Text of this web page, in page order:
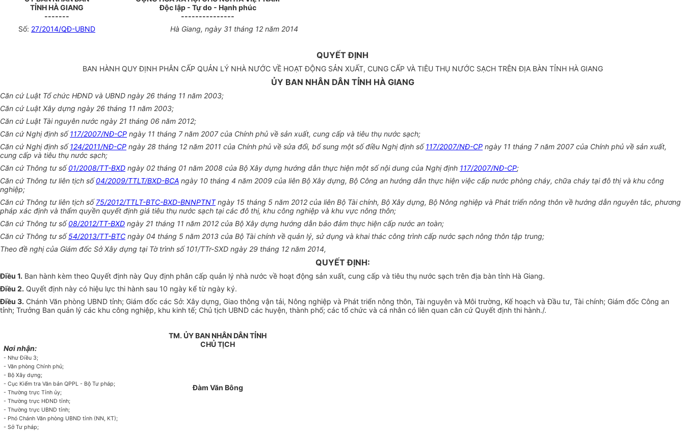
TỈNH HÀ GIANG
-------
Độc lập - Tự do - Hạnh phúc
---------------
Số: 27/2014/QĐ-UBND Hà Giang, ngày 31 tháng 12năm 2014
QUYẾT ĐỊNH
BAN HÀNH QUY ĐỊNH PHÂN CẤP QUẢN LÝ NHÀ NƯỚC VỀ HOẠT ĐỘNG SẢN XUẤT, CUNG CẤP VÀ TIÊU THỤ NƯỚC SẠCH TRÊN ĐỊA BÀN TỈNH HÀ GIANG
ỦY BAN NHÂN DÂN TỈNH HÀ GIANG
Căn cứ Luật Tổ chức HĐND và UBND ngày 26 tháng 11 năm 2003;
Căn cứ Luật Xây dựng ngày 26 tháng 11 năm 2003;
Căn cứ Luật Tài nguyên nước ngày 21 tháng 06 năm 2012;
Căn cứ Nghị định số117/2007/NĐ-CP ngày 11 tháng 7 năm 2007 của Chính phủ về sản xuất, cung cấp và tiêu thụ nước sạch;
Căn cứ Nghị định số124/2011/NĐ-CP ngày 28 tháng 12 năm 2011 của Chính phủ về sửa đổi, bổ sung một số điều Nghị định số117/2007/NĐ-CP ngày 11 tháng 7 năm 2007 của Chính phủ về sản xuất,
cung cấp và tiêu thụ nước sạch;
Căn cứ Thông tư số01/2008/TT-BXD ngày 02 tháng 01 năm 2008 của Bộ Xây dựng hướng dẫn thực hiện một số nội dung của Nghị định 117/2007/NĐ-CP;
Căn cứ Thông tư liên tịch số04/2009/TTLT/BXD-BCA ngày 10 tháng 4 năm 2009 của liên Bộ Xây dựng, Bộ Công an hướng dẫn thực hiện việc cấp nước phòng cháy, chữa cháy tại đô thị và khu công
nghiệp;
Căn cứ Thông tư liên tịch số75/2012/TTLT-BTC-BXD-BNNPTNTngày 15 tháng 5 năm 2012 của liên Bộ Tài chính, Bộ Xây dựng, Bộ Nông nghiệp và Phát triển nông thôn về hướng dẫn nguyên tắc, phương
pháp xác định và thẩm quyền quyết định giá tiêu thụ nước sạch tại các đô thị, khu công nghiệp và khu vực nông thôn;
Căn cứ Thông tư số08/2012/TT-BXD ngày 21 tháng 11 năm 2012 của Bộ Xây dựng hướng dẫn bảo đảm thực hiện cấp nước an toàn;
Căn cứThông tư số54/2013/TT-BTC ngày 04 tháng 5 năm 2013 của Bộ Tài chính về quản lý, sử dụng và khai thác công trình cấp nước sạch nông thôn tập trung;
Theo đề nghị của Giám đốc Sở Xây dựng tại Tờ trình số 101/TTr-SXD ngày 29 tháng 12 năm 2014,
QUYẾT ĐỊNH:
Điều 1. Ban hành kèm theo Quyết định này Quy định phân cấp quản lý nhà nước về hoạt động sản xuất, cung cấp và tiêu thụ nước sạch trên địa bàn tỉnh Hà Giang.
Điều 2. Quyết định này có hiệu lực thi hành sau 10 ngày kể từ ngày ký.
Điều 3. Chánh Văn phòng UBND tỉnh; Giám đốc các Sở: Xây dựng, Giao thông vận tải, Nông nghiệp và Phát triển nông thôn, Tài nguyên và Môi trường, Kế hoạch và Đầu tư, Tài chính; Giám đốc Công an
tỉnh; Trưởng Ban quản lý các khu công nghiệp, khu kinh tế; Chủ tịch UBND các huyện, thành phố; các tổ chức và cá nhân có liên quan căn cứ Quyết định thi hành./.
Nơi nhận:
- Như Điều 3;
- Văn phòng Chính phủ;
- Bộ Xây dựng;
- Cục Kiểm tra Văn bản QPPL - Bộ Tư pháp;
- Thường trực Tỉnh ủy;
- Thường trực HĐND tỉnh;
- Thường trực UBND tỉnh;
- Phó Chánh Văn phòng UBND tỉnh (NN, KT);
- Sở Tư pháp;
TM. ỦY BAN NHÂN DÂN TỈNH
CHỦ TỊCH
Đàm Văn Bông